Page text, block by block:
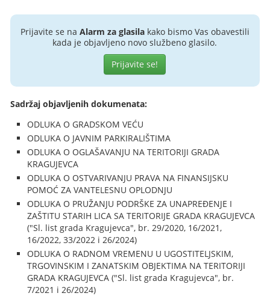
Prijavite se na Alarm za glasilakako bismo Vas obavestili
kada je objavljeno novo službeno glasilo.
Prijavite se!
Sadržaj objavljenih dokumenata:
ODLUKA O GRADSKOM VEĆU
ODLUKA O JAVNIM PARKIRALIŠTIMA
ODLUKA O OGLAŠAVANJU NA TERITORIJI GRADA
KRAGUJEVCA
ODLUKA O OSTVARIVANJU PRAVA NA FINANSIJSKU
POMOĆ ZA VANTELESNU OPLODNJU
ODLUKA O PRUŽANJU PODRŠKE ZA UNAPREĐENJE I
ZAŠTITU STARIH LICA SA TERITORIJE GRADA KRAGUJEVCA
("Sl. list grada Kragujevca", br. 29/2020, 16/2021,
16/2022, 33/2022 i 26/2024)
ODLUKA O RADNOM VREMENU U UGOSTITELJSKIM,
TRGOVINSKIM I ZANATSKIM OBJEKTIMA NA TERITORIJI
GRADA KRAGUJEVCA ("Sl. list grada Kragujevca", br.
7/2021 i 26/2024)